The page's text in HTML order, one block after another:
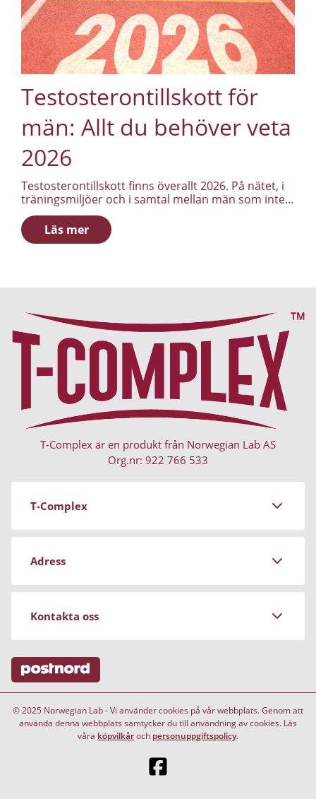
Testosterontillskott för
män: Allt du behöver veta
2026
Testosterontillskott finns överallt 2026. På nätet, i
träningsmiljöer och i samtal mellan män som inte
riktigt känner igen sig i den energinivå de hade
tidigare. Samtidigt är förvirringen stor. Vad är
egentligen ett testosterontillskott? Fungerar det?
Läs mer
T-Complex är en produkt från Norwegian Lab AS
Org.nr: 922 766 533
T-Complex
Om Norwegian Lab
Vanliga frågor (FAQ)
Adress
Stockrosgatan 3
Kontakta oss
Avsluta mitt abonnemang
Telefontider:
vardagar 10:00 - 15:00
© 2025 Norwegian Lab - Vi använder cookies på vår webbplats. Genom att
använda denna webbplats samtycker du till användning av cookies. Läs
våra köpvilkåroch personuppgiftspolicy.